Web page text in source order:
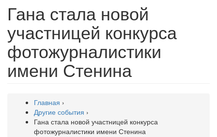
Гана стала новой
участницей конкурса
фотожурналистики
имени Стенина
Главная ›
Другие события ›
Гана стала новой участницей конкурса
фотожурналистики имени Стенина